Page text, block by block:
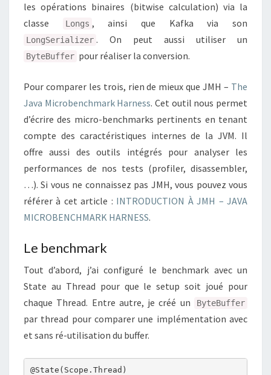
les opérations binaires (bitwise calculation) via la
classe
Longs , ainsi que Kafka via son
LongSerializer . On peut aussi utiliser un
ByteBuffer pour réaliser la conversion.
Pour comparer les trois, rien de mieux que JMH – The
Java Microbenchmark Harness. Cet outil nous permet
d’écrire des micro-benchmarks pertinents en tenant
compte des caractéristiques internes de la JVM. Il
offre aussi des outils intégrés pour analyser les
performances de nos tests (profiler, disassembler,
…). Si vous ne connaissez pas JMH, vous pouvez vous
référer à cet article : INTRODUCTION À JMH – JAVA
MICROBENCHMARK HARNESS.
Le benchmark
Tout d’abord, j’ai configuré le benchmark avec un
State au Thread pour que le setup soit joué pour
chaque Thread. Entre autre, je créé un
ByteBuffer
par thread pour comparer une implémentation avec
et sans ré-utilisation du buffer.
@State(Scope.Thread)